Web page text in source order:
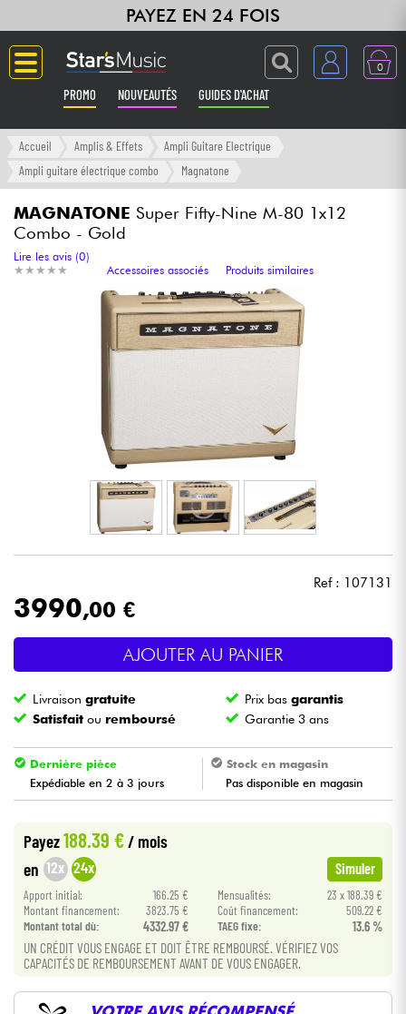
PAYEZ EN 24 FOIS
0
PROMO NOUVEAUTÉS GUIDES D'ACHAT
Langue
Amplis & Effets
Synthés & Sampleurs
Home Studio
Casques
Micros & HF
Eclairage
Batteries & Percu
Vents
Violons & Quatuor
Câbles & Access.
HiFi
Packs
Voir nos marques
Accueil Amplis & Effets
Ampli Guitare Electrique
Ampli guitare électrique combo
Magnatone
MAGNATONE Super Fifty-Nine M-80 1x12
Combo - Gold
★ ★ ★ ★ ★
★ ★ ★ ★ ★
Lire les avis (0)
Accessoires associés
Produits similaires
Ref : 107131
3990,00 €
AJOUTER AU PANIER
Livraisongratuite Prix basgarantis
Satisfait ou remboursé Garantie 3 ans
Dernière pièce
Expédiable en 2 à 3 jours
Stock en magasin
Pas disponible en magasin
Payez188.39 €/ mois
en 12x 24x Simuler
Apport initial: 166.25 € Mensualités:
23 x 188.39 €
Montant financement:
3823.75 € Coût financement:
509.22 €
Montant total dù:
4332.97 € TAEG fixe: 13.6 %
UN CRÉDIT VOUS ENGAGE ET DOIT ÊTRE REMBOURSÉ. VÉRIFIEZ VOS
CAPACITÉS DE REMBOURSEMENT AVANT DE VOUS ENGAGER.